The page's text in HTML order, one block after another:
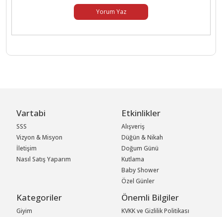
Yorum Yaz
Vartabi
SSS
Vizyon & Misyon
İletişim
Nasıl Satış Yaparım
Etkinlikler
Alışveriş
Düğün & Nikah
Doğum Günü
Kutlama
Baby Shower
Özel Günler
Kategoriler
Giyim
Önemli Bilgiler
KVKK ve Gizlilik Politikası